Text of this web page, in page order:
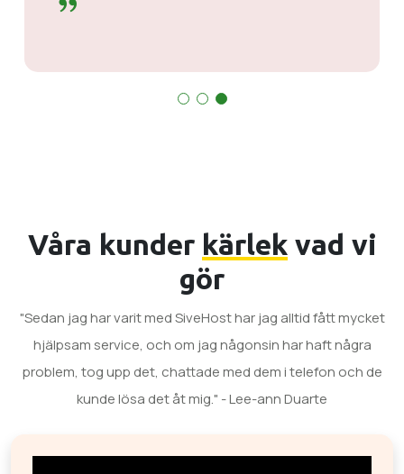
Våra kunder kärlekvad vi
gör
"Sedan jag har varit med SiveHost har jag alltid fått mycket
hjälpsam service, och om jag någonsin har haft några
problem, tog upp det, chattade med dem i telefon och de
kunde lösa det åt mig." - Lee-ann Duarte